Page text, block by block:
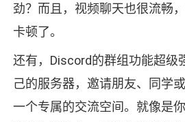
劲？而且，视频聊天也很流畅
卡顿了。
还有，Discord的群组功能超级
己的服务器，邀请朋友、同学
一个专属的交流空间。就像是